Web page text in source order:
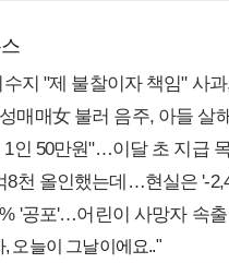
지 "제 불찰이자 책임" 사
매매女 불러 음주, 아들 살
1인 50만원"…이달 초 지급
8천 올인했는데…현실은 '-
'공포'…어린이 사망자 속출
오늘이 그날이에요.."